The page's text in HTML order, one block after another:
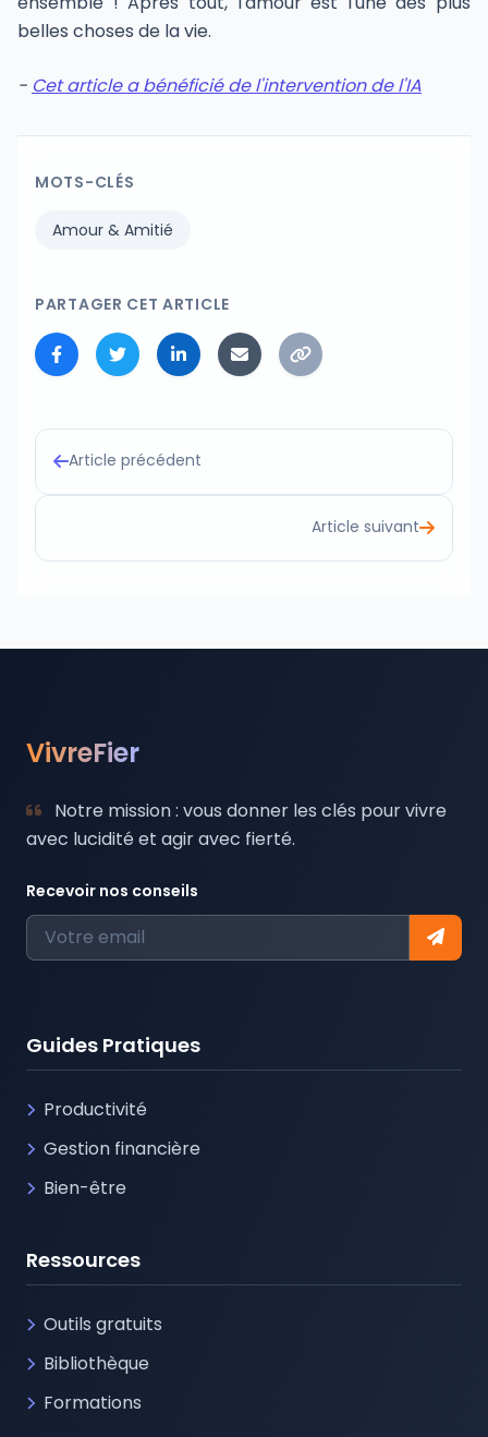
belles choses de la vie.
- Cet article a bénéficié de l'intervention de l'IA
MOTS-CLÉS
Amour & Amitié
PARTAGER CET ARTICLE
Article précédent
Article suivant
VivreFier
Notre mission : vous donner les clés pour vivre
avec lucidité et agir avec fierté.
Recevoir nos conseils
Guides Pratiques
Productivité
Gestion financière
Bien-être
Ressources
Outils gratuits
Bibliothèque
Formations